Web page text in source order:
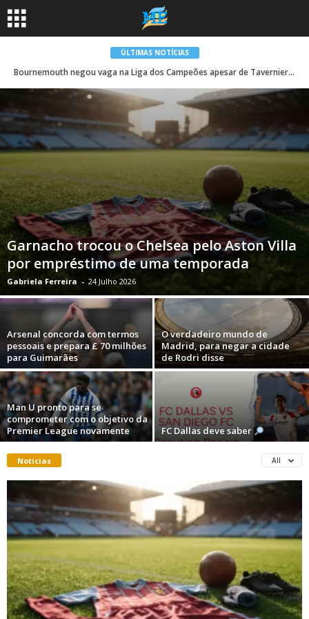
ÚLTIMAS NOTÍCIAS
Bournemouth negou vaga na Liga dos Campeões apesar de Tavernier garantir ponto no Forest | Primeira Liga
Garnacho trocou o Chelsea pelo Aston Villa
por empréstimo de uma temporada
Gabriela Ferreira - 24 Julho 2026
Arsenal concorda com termos
pessoais e prepara £ 70 milhões
para Guimarães
O verdadeiro mundo de
Madrid, para negar a cidade
de Rodri disse
Man U pronto para se
comprometer com o objetivo da
Premier League novamente
FC Dallas deve saber
Noticias All